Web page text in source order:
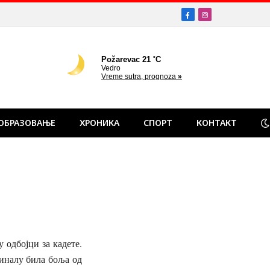
FacebookInstagram
ХРОНИКА СПОРТ КОНТАКТ
за кадете.
била боља од